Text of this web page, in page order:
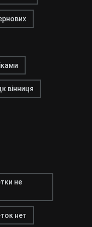
вінниця
не
нет